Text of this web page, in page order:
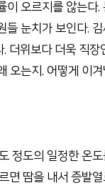
이 오르지를 않는다.
들 눈치가 보인다.
더위보다 더욱 직장
오는지. 어떻게 이
정도의 일정한 온
면 땀을 내서 증발